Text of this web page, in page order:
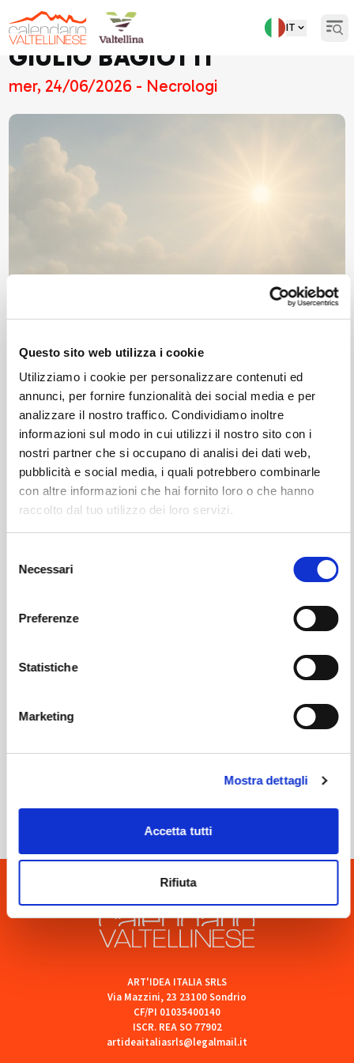
Questo sito web utilizza i cookie
Utilizziamo i cookie per personalizzare contenuti ed
annunci, per fornire funzionalità dei social media e per
analizzare il nostro traffico. Condividiamo inoltre
informazioni sul modo in cui utilizzi il nostro sito con i
nostri partner che si occupano di analisi dei dati web,
pubblicità e social media, i quali potrebbero combinarle
con altre informazioni che hai fornito loro o che hanno
raccolto dal tuo utilizzo dei loro servizi.
delNecessari
Preferenze
Statistiche
Marketing
Mostra dettagli
Accetta tutti
Rifiuta
IT
GIULIO BAGIOTTI
mer, 24/06/2026 - Necrologi
Leggi il necrologio qui:
https://www.onoranzefunebrisof.it/memorials/giulio-
Necrologi
ART'IDEA ITALIA SRLS
Via Mazzini, 23 23100 Sondrio
CF/PI 01035400140
ISCR. REA SO 77902
artideaitaliasrls@legalmail.it